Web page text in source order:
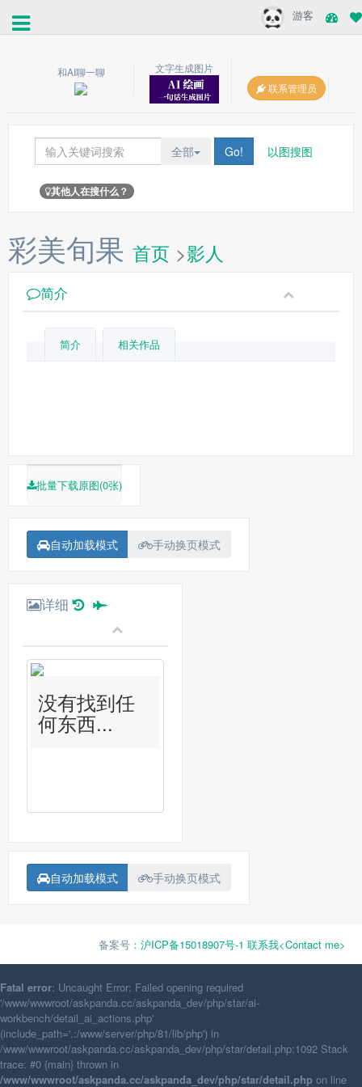
游客
和AI聊一聊
文字生成图片
联系管理员
全部 Go! 以图搜图
其他人在搜什么？
彩美旬果 首页 >影人
简介
简介 相关作品
批量下载原图(0张)
自动加载模式 手动换页模式
详细
没有找到任
何东西...
自动加载模式 手动换页模式
备案号： 沪ICP备15018907号-1 联系我<Contact me>
Fatal error: Uncaught Error: Failed opening required
'/www/wwwroot/askpanda.cc/askpanda_dev/php/star/ai-
workbench/detail_ai_actions.php'
(include_path='.:/www/server/php/81/lib/php') in
/www/wwwroot/askpanda.cc/askpanda_dev/php/star/detail.php:1092 Stack
trace: #0 {main} thrown in
/www/wwwroot/askpanda.cc/askpanda_dev/php/star/detail.php on line